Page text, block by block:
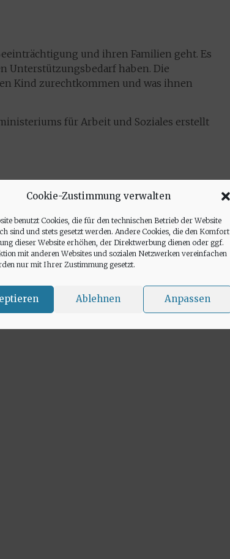
Cookie-Zustimmung verwalten
benutzt Cookies, die für den technischen Betrieb der Website
sind und stets gesetzt werden. Andere Cookies, die den Komfort
dieser Website erhöhen, der Direktwerbung dienen oder ggf.
mit anderen Websites und sozialen Netzwerken vereinfachen
nur mit Ihrer Zustimmung gesetzt.
Ablehnen Anpassen
und ihren Familien geht. Es
Unterstützungsbedarf haben. Die
Kind zurechtkommen und was ihnen
für Arbeit und Soziales erstellt